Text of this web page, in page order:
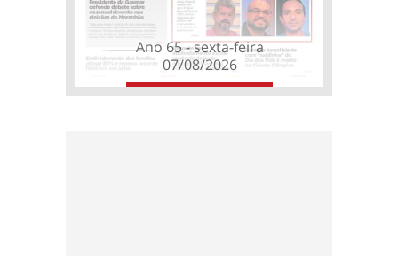
Ano 65 - sexta-feira
07/08/2026